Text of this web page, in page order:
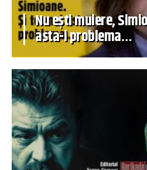
Nu ești muiere,
asta-i problema…